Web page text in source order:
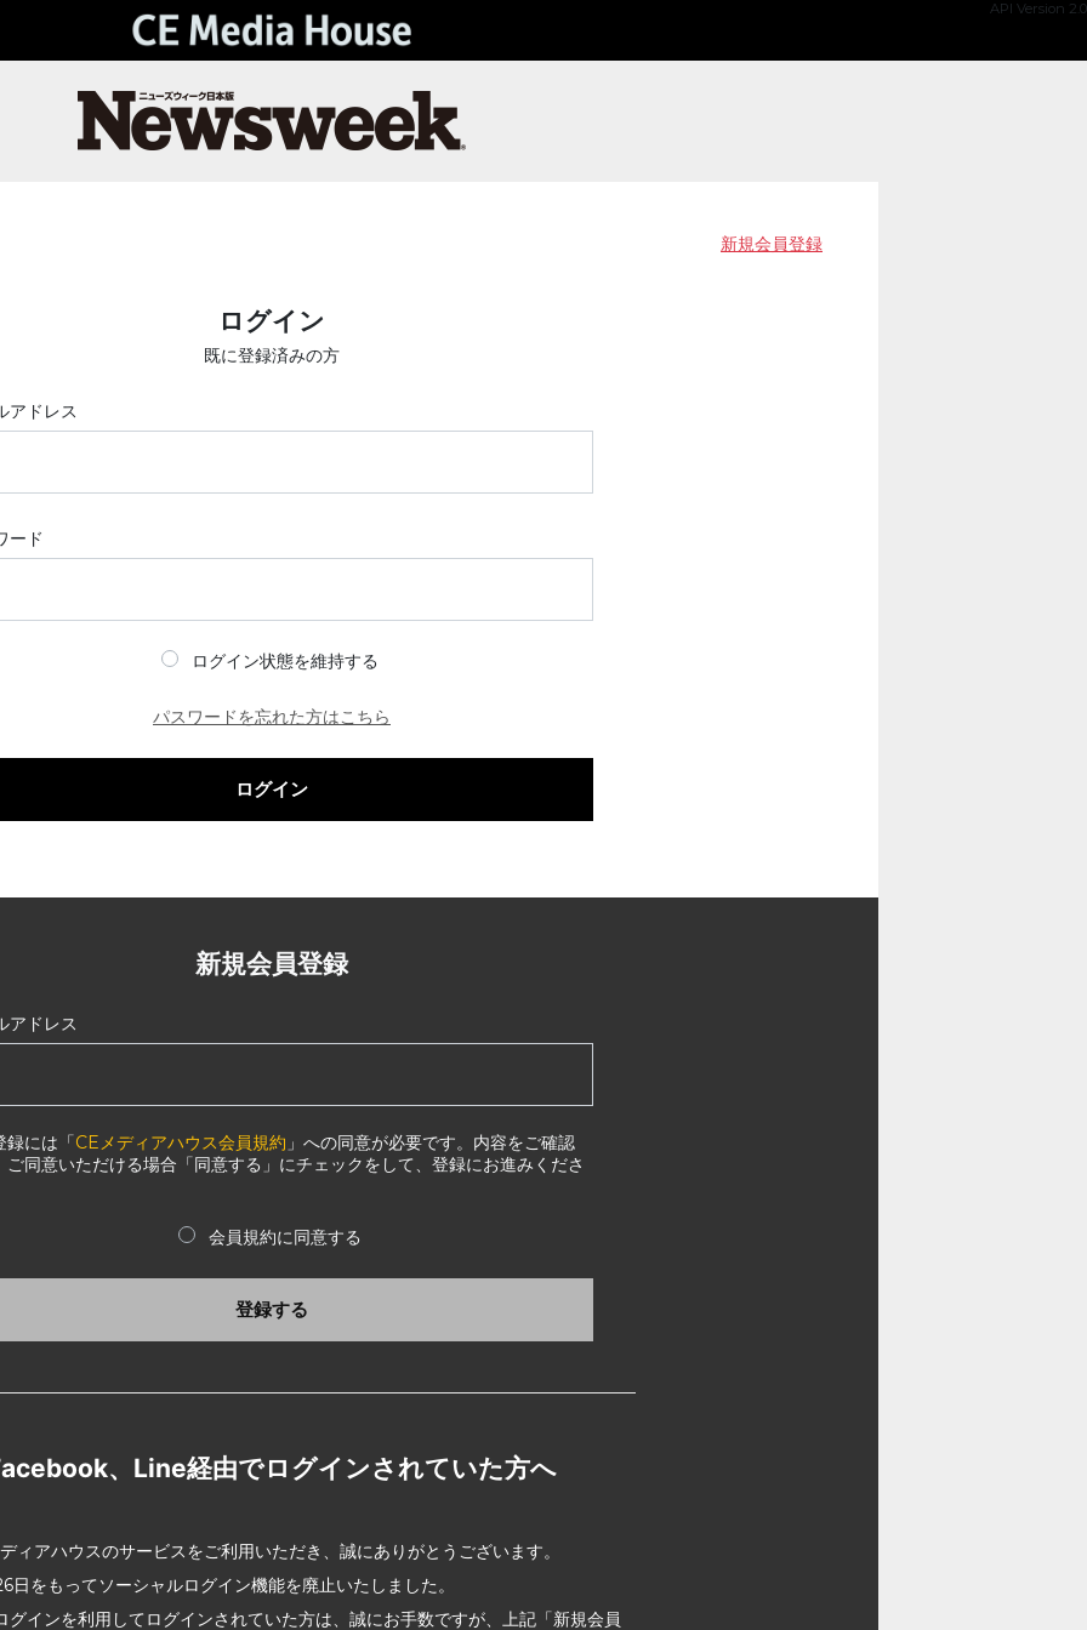
API Version 2.0
新規会員登録
ログイン
既に登録済みの方
アドレス
ード
ログイン状態を維持する
パスワードを忘れた方はこちら
ログイン
新規会員登録
アドレス
録には「CEメディアハウス会員規約 」への同意が必要です。内容をご確認
ご同意いただける場合「同意する」にチェックをして、登録にお進みくださ
会員規約に同意する
登録する
、Line経由でログインされていた方へ
ィアハウスのサービスをご利用いただき、誠にありがとうございます。
日をもってソーシャルログイン機能を廃止いたしました。
グインを利用してログインされていた方は、誠にお手数ですが、上記「新規会員